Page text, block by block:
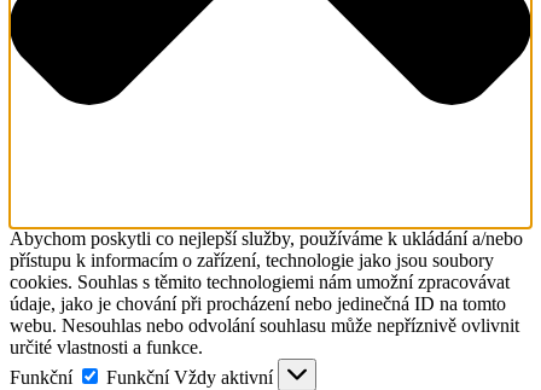
Abychom poskytli co nejlepší služby, používáme k ukládání a/nebo
přístupu k informacím o zařízení, technologie jako jsou soubory
cookies. Souhlas s těmito technologiemi nám umožní zpracovávat
údaje, jako je chování při procházení nebo jedinečná ID na tomto
webu. Nesouhlas nebo odvolání souhlasu může nepříznivě ovlivnit
určité vlastnosti a funkce.
Funkční
Funkční Vždy aktivní